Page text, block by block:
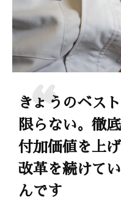
きょうのベス
限らない。徹
付加価値を上
改革を続けて
んです